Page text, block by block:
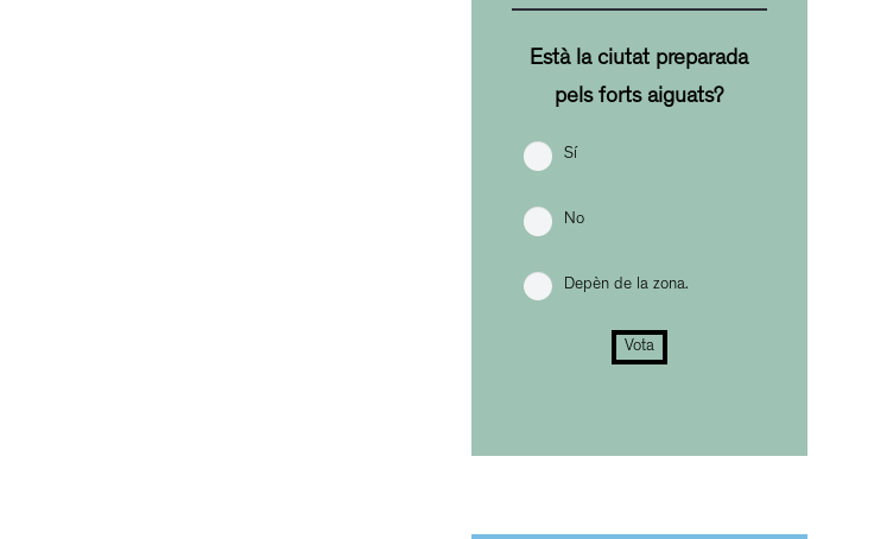
Està la ciutat preparada
pels forts aiguats?
Sí
No
Depèn de la zona.
Vota